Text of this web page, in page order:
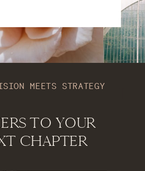
MEETS STRATEGY
TO YOUR
CHAPTER